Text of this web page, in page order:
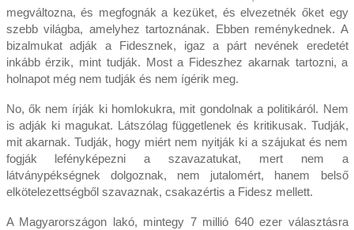
megváltozna, és megfognák a kezüket, és elvezetnék őket egy
szebb világba, amelyhez tartoznának. Ebben reménykednek. A
bizalmukat adják a Fidesznek, igaz a párt nevének eredetét
inkább érzik, mint tudják. Most a Fideszhez akarnak tartozni, a
holnapot még nem tudják és nem ígérik meg.
No, ők nem írják ki homlokukra, mit gondolnak a politikáról. Nem
is adják ki magukat. Látszólag függetlenek és kritikusak. Tudják,
mit akarnak. Tudják, hogy miért nem nyitják ki a szájukat és nem
fogják lefényképezni a szavazatukat, mert nem a
látványpékségnek dolgoznak, nem jutalomért, hanem belső
elkötelezettségből szavaznak, csakazértis a Fidesz mellett.
A Magyarországon lakó, mintegy 7 millió 640 ezer választásra